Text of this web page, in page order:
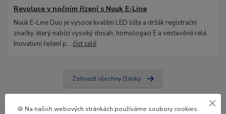
Revoluce v nočním řízení s Nuuk E-Line
Nuuk E-Line Duo je vysoce kvalitní LED lišta a držák registrační
značky, který nabízí vysoký dosah, homologaci E a vestavěné relé.
Inovativní řešení p...číst celé
Zobrazit všechny články
🍪 Na našich webových stránkách používáme soubory cookies.